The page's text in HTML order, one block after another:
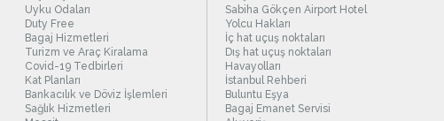
Uyku Odaları
Duty Free
Bagaj Hizmetleri
Turizm ve Araç Kiralama
Covid-19 Tedbirleri
Kat Planları
Bankacılık ve Döviz İşlemleri
Sağlık Hizmetleri
Sabiha Gökçen Airport Hotel
Yolcu Hakları
İç hat uçuş noktaları
Dış hat uçuş noktaları
Havayolları
İstanbul Rehberi
Buluntu Eşya
Bagaj Emanet Servisi